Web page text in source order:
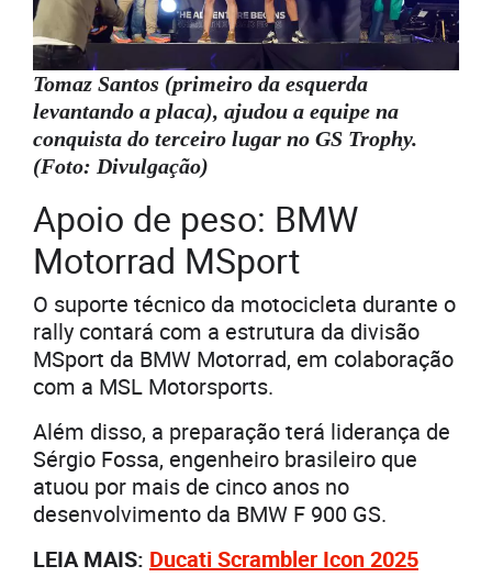
Tomaz Santos (primeiro da esquerda
levantando a placa), ajudou a equipe na
conquista do terceiro lugar no GS Trophy.
(Foto: Divulgação)
Apoio de peso: BMW
Motorrad MSport
O suporte técnico da motocicleta durante o
rally contará com a estrutura da divisão
MSport da BMW Motorrad, em colaboração
com a MSL Motorsports.
Além disso, a preparação terá liderança de
Sérgio Fossa, engenheiro brasileiro que
atuou por mais de cinco anos no
desenvolvimento da BMW F 900 GS.
LEIA MAIS: Ducati Scrambler Icon 2025